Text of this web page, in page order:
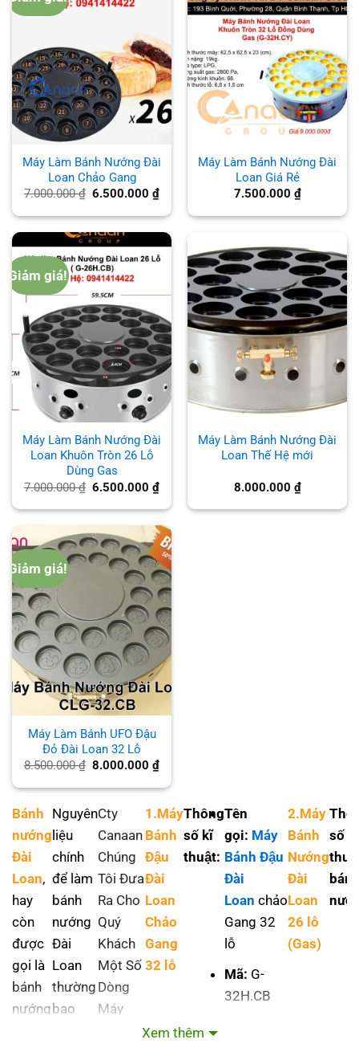
Máy Làm Bánh Nướng Đài
Loan Chảo Gang
7.000.000₫ Giá
là:
6.500.000₫Giá
tại
6.500.000 ₫.
Máy Làm Bánh Nướng Đài
Loan Giá Rẻ
7.500.000 ₫
Giảm giá!
Máy Làm Bánh Nướng Đài
Loan Khuôn Tròn 26 Lỗ
Dùng Gas
7.000.000₫ Giá
là:
6.500.000₫Giá
tại
6.500.000 ₫.
Máy Làm Bánh Nướng Đài
Loan Thế Hệ mới
8.000.000 ₫
Giảm giá!
Máy Làm Bánh UFO Đậu
Đỏ Đài Loan 32 Lỗ
8.500.000₫ Giá
là:
8.000.000₫Giá
tại
8.000.000 ₫.
Bánh
nướng
Đài
Loan,
hay
còn
được
gọi là
bánh
nướng
Nguyên
liệu
chính
để làm
bánh
nướng
Đài
Loan
thường
bao
Cty
Canaan
Chúng
Tôi Đưa
Ra Cho
Quý
Khách
Một Số
Dòng
Máy
1.Máy
Bánh
Đậu
Đài
Loan
Chảo
Gang
32 lỗ
Thông
số kĩ
thuật:
Tên
gọi: Máy
Bánh Đậu
Đài
Loan chảo
Gang 32
lỗ
Mã: G-
32H.CB
2.Máy
Bánh
Nướng
Đài
Loan
26 lỗ
(Gas)
số
Xem thêm